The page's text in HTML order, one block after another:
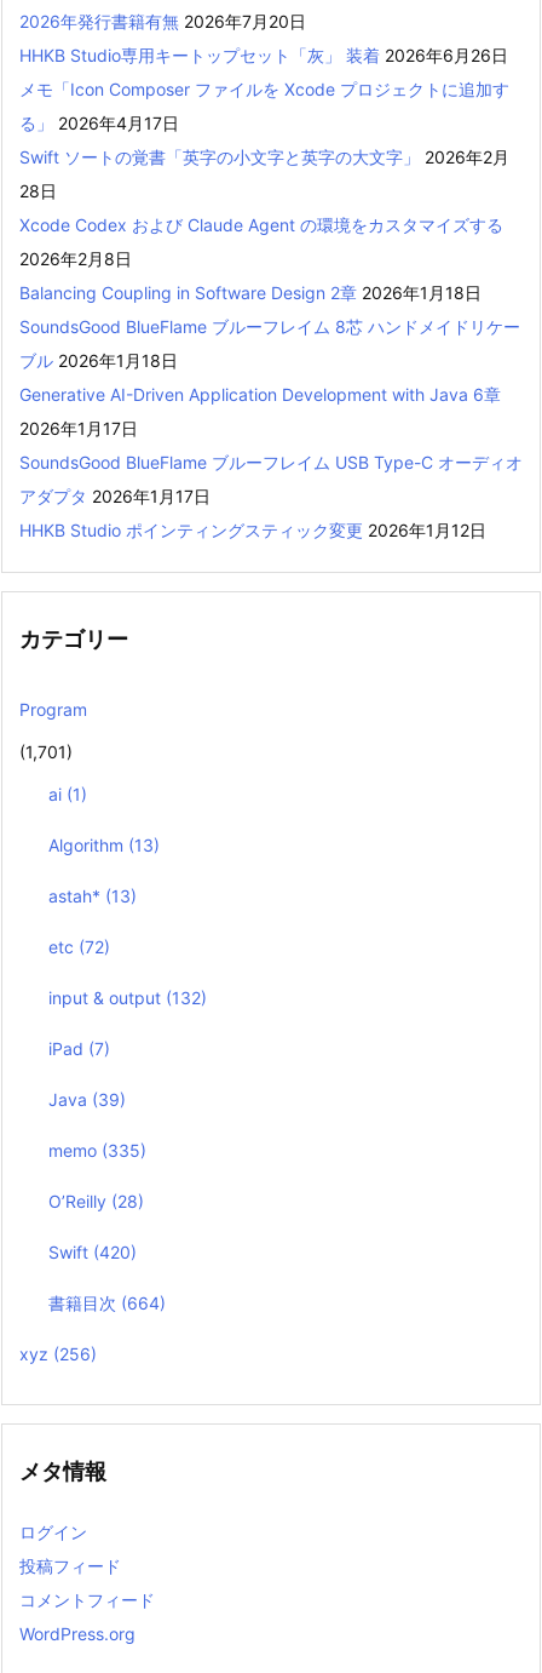
2026年発行書籍有無 2026年7月20日
HHKB Studio専用キートップセット「灰」 装着 2026年6月26日
メモ「Icon Composer ファイルを Xcode プロジェクトに追加す
る」
2026年4月17日
Swift ソートの覚書「英字の小文字と英字の大文字」
2026年2月
28日
Xcode Codex および Claude Agent の環境をカスタマイズする
2026年2月8日
Balancing Coupling in Software Design 2章 2026年1月18日
SoundsGood BlueFlame ブルーフレイム 8芯 ハンドメイドリケー
ブル 2026年1月18日
Generative AI-Driven Application Development with Java 6章
2026年1月17日
SoundsGood BlueFlame ブルーフレイム USB Type-C オーディオ
アダプタ 2026年1月17日
HHKB Studio ポインティングスティック変更 2026年1月12日
カテゴリー
Program
(1,701)
ai (1)
Algorithm (13)
astah* (13)
etc (72)
input & output (132)
iPad (7)
Java (39)
memo (335)
O’Reilly (28)
Swift (420)
書籍目次 (664)
xyz (256)
メタ情報
ログイン
投稿フィード
コメントフィード
WordPress.org